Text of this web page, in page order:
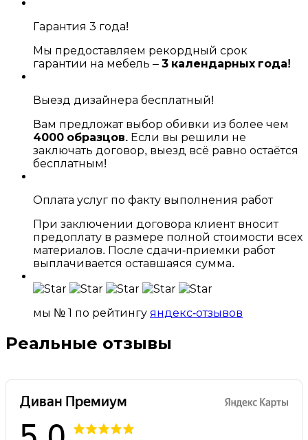
Гарантия 3 года!
Мы предоставляем рекордный срок
гарантии на мебель – 3 календарных года!
Выезд дизайнера бесплатный!
Вам предложат выбор обивки из более чем
4000 образцов. Если вы решили не
заключать договор, выезд всё равно остаётся
бесплатным!
Оплата услуг по факту выполнения работ
При заключении договора клиент вносит
предоплату в размере полной стоимости всех
материалов. После сдачи-приемки работ
выплачивается оставшаяся сумма.
мы № 1 по рейтингу яндекс-отзывов
Реальные отзывы